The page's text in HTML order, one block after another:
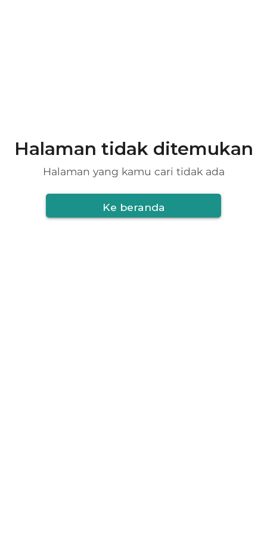
Halaman tidak ditemukan
Halaman yang kamu cari tidak ada
Ke beranda